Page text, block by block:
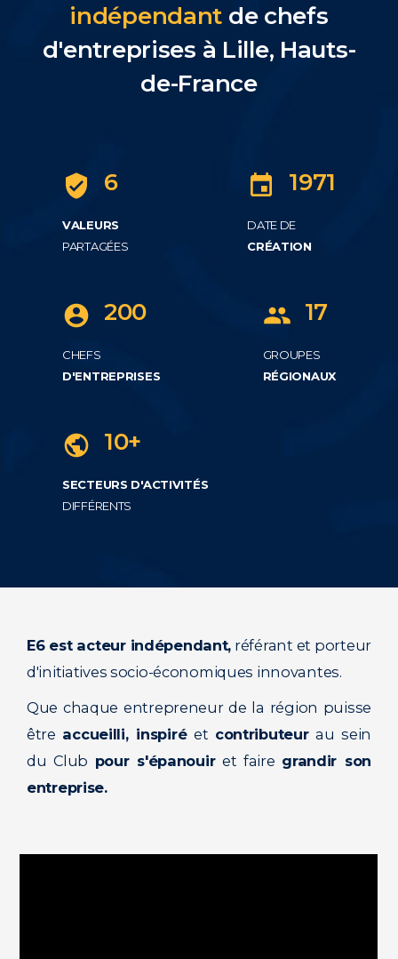
indépendant de chefs
d'entreprises à Lille, Hauts-
de-France
6
VALEURS
PARTAGÉES
1971
DATE DE
CRÉATION
200
CHEFS
D'ENTREPRISES
17
GROUPES
RÉGIONAUX
10+
SECTEURS D'ACTIVITÉS
DIFFÉRENTS
E6 est acteur indépendant, référant et porteur
d'initiatives socio-économiques innovantes.
Que chaque entrepreneur de la région puisse
être accueilli, inspiréet contributeurau sein
du Club pour s'épanouiret faire grandir son
entreprise.